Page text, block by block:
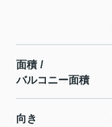
面積 /
バルコニー面積
向き